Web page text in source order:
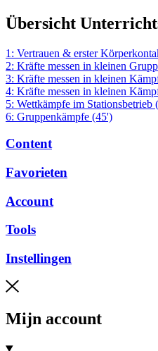
Übersicht
1: Vertrauen & erster
2: Kräfte messen in kleinen
3: Kräfte messen in kleinen
4: Kräfte messen in kleinen
5: Wettkämpfe im Stationsbetrieb
6: Gruppenkämpfe (45')
Content
Favorieten
Account
Tools
Instellingen
Mijn account